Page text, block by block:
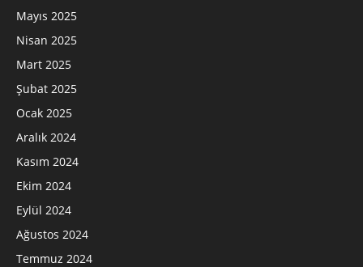
Mayıs 2025
Nisan 2025
Mart 2025
Şubat 2025
Ocak 2025
Aralık 2024
Kasım 2024
Ekim 2024
Eylül 2024
Ağustos 2024
Temmuz 2024